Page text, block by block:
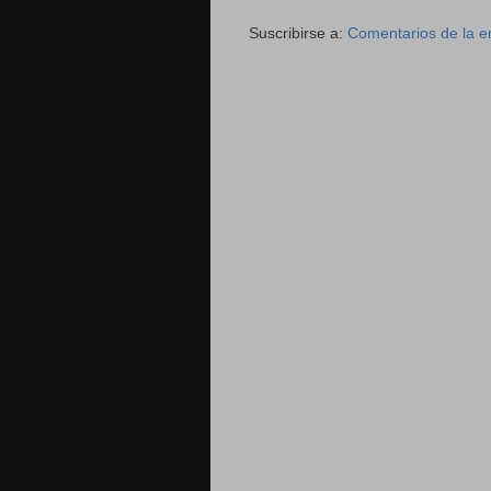
Suscribirse a: Comentarios de la